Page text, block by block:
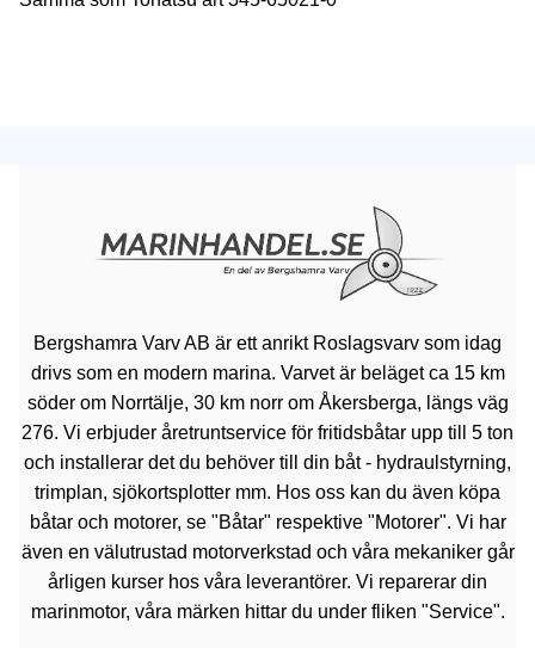
Bergshamra Varv AB är ett anrikt Roslagsvarv som idag
drivs som en modern marina. Varvet är beläget ca 15 km
söder om Norrtälje, 30 km norr om Åkersberga, längs väg
276. Vi erbjuder åretruntservice för fritidsbåtar upp till 5 ton
och installerar det du behöver till din båt - hydraulstyrning,
trimplan, sjökortsplotter mm. Hos oss kan du även köpa
båtar och motorer, se "Båtar" respektive "Motorer". Vi har
även en välutrustad motorverkstad och våra mekaniker går
årligen kurser hos våra leverantörer. Vi reparerar din
marinmotor, våra märken hittar du under fliken "Service".